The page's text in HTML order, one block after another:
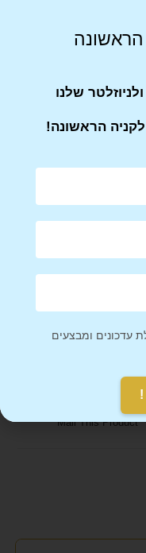
חגים או אירועים
Share on Facebook
Mail This Product
שלנו
עדכונים ומבצעים